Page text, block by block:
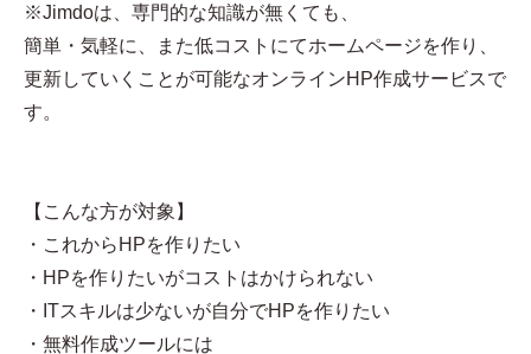
※Jimdoは、専門的な知識が無くても、
簡単・気軽に、また低コストにてホームページを作り、
更新していくことが可能なオンラインHP作成サービスで
す。
【こんな方が対象】
・これからHPを作りたい
・HPを作りたいがコストはかけられない
・ITスキルは少ないが自分でHPを作りたい
・無料作成ツールには